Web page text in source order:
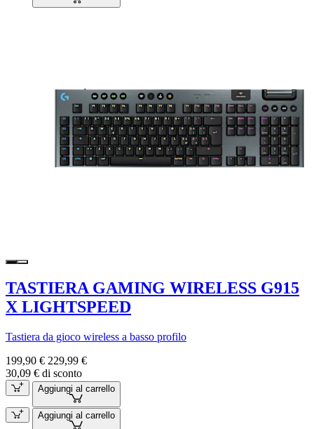
TASTIERA GAMING WIRELESS G915
X LIGHTSPEED
Tastiera da gioco wireless a basso profilo
199,90 € 229,99 €
30,09 € di sconto
Aggiungi al carrello
Aggiungi al carrello